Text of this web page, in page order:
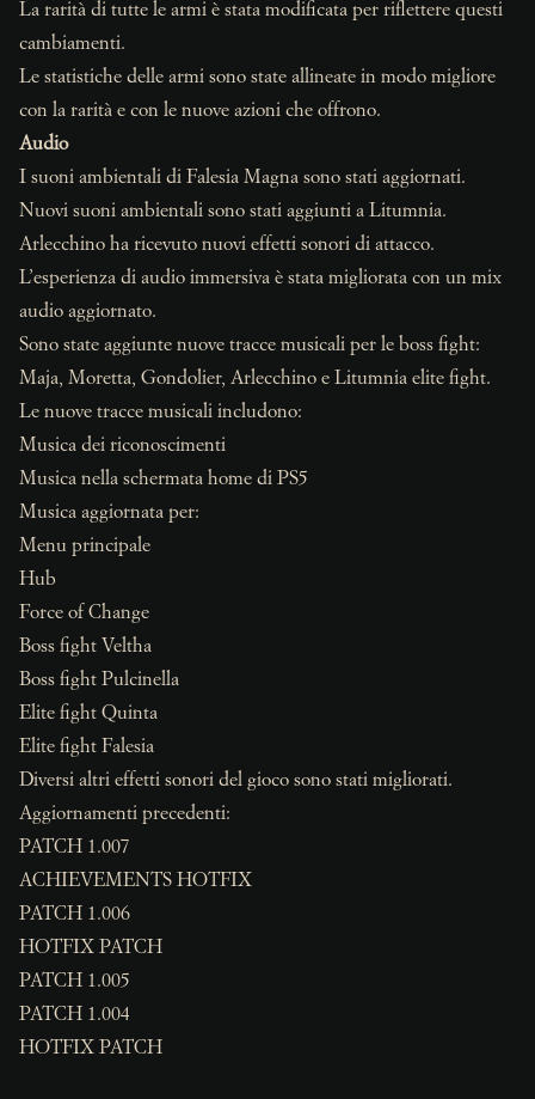
La rarità di tutte le armi è stata modificata per riflettere questi
cambiamenti.
Le statistiche delle armi sono state allineate in modo migliore
con la rarità e con le nuove azioni che offrono.
Audio
I suoni ambientali di Falesia Magna sono stati aggiornati.
Nuovi suoni ambientali sono stati aggiunti a Litumnia.
Arlecchino ha ricevuto nuovi effetti sonori di attacco.
L’esperienza di audio immersiva è stata migliorata con un mix
audio aggiornato.
Sono state aggiunte nuove tracce musicali per le boss fight:
Maja, Moretta, Gondolier, Arlecchino e Litumnia elite fight.
Le nuove tracce musicali includono:
Musica dei riconoscimenti
Musica nella schermata home di PS5
Musica aggiornata per:
Menu principale
Hub
Force of Change
Boss fight Veltha
Boss fight Pulcinella
Elite fight Quinta
Elite fight Falesia
Diversi altri effetti sonori del gioco sono stati migliorati.
Aggiornamenti precedenti:
PATCH 1.007
ACHIEVEMENTS HOTFIX
PATCH 1.006
HOTFIX PATCH
PATCH 1.005
PATCH 1.004
HOTFIX PATCH